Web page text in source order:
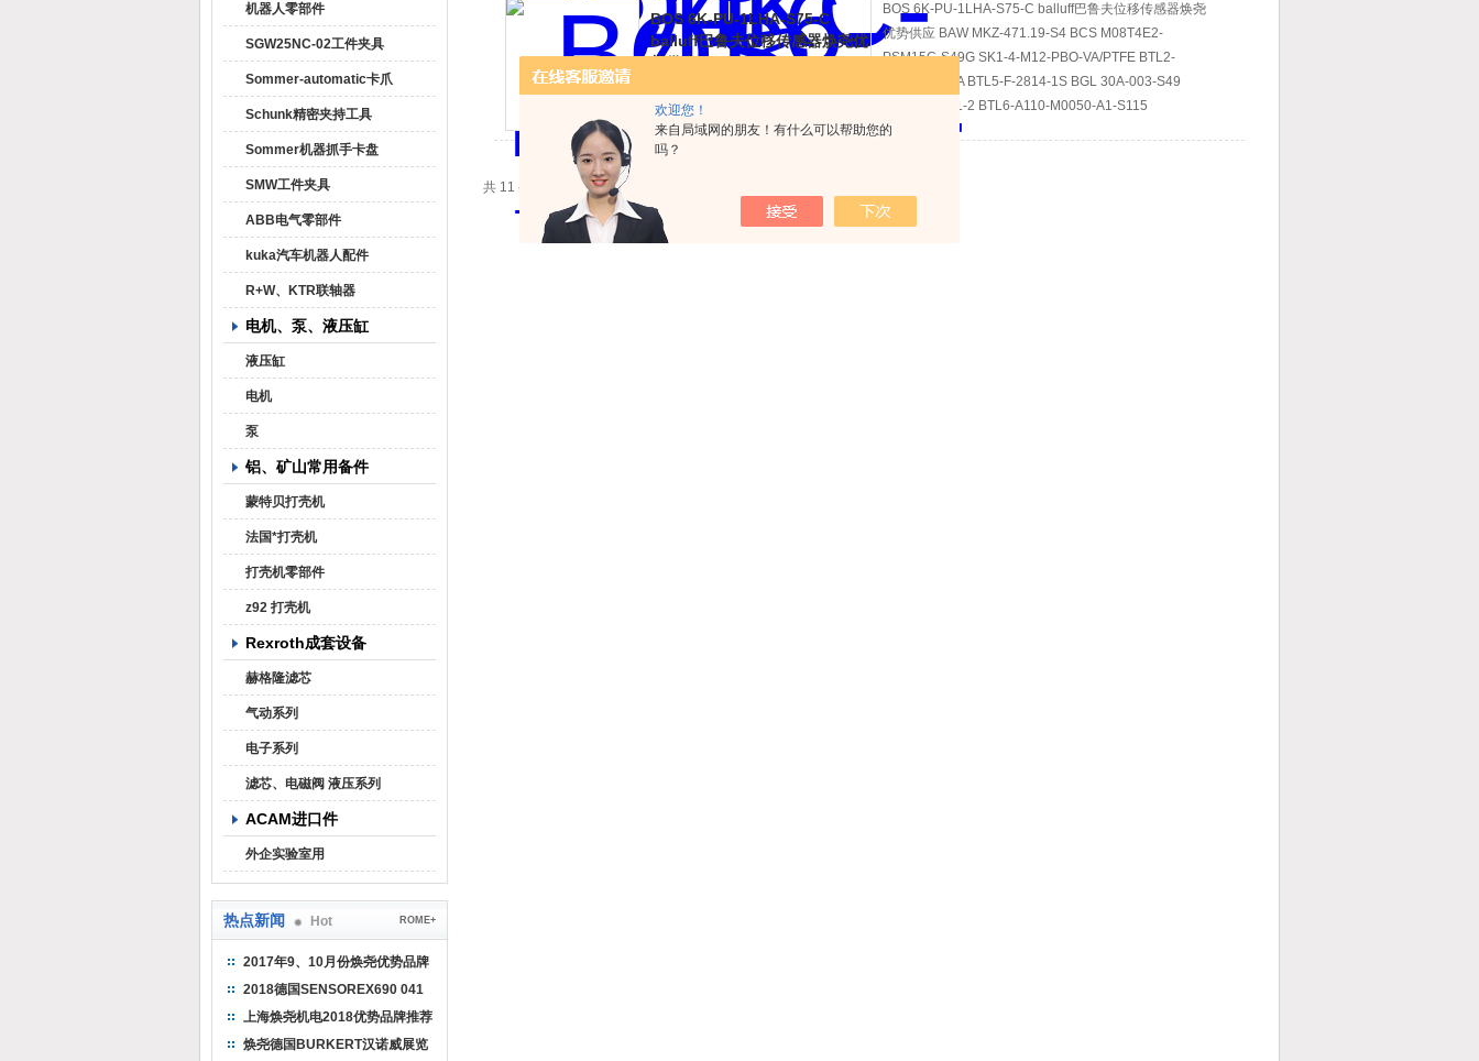
欢迎您！
来自局域网的朋友！有什么可以帮助您的
吗？
机器人零部件
SGW25NC-02工件夹具
Sommer-automatic卡爪
Schunk精密夹持工具
Sommer机器抓手卡盘
SMW工件夹具
ABB电气零部件
kuka汽车机器人配件
R+W、KTR联轴器
电机、泵、液压缸
液压缸
电机
泵
铝、矿山常用备件
蒙特贝打壳机
法国*打壳机
打壳机零部件
z92 打壳机
Rexroth成套设备
赫格隆滤芯
气动系列
电子系列
滤芯、电磁阀 液压系列
ACAM进口件
外企实验室用
热点新闻 Hot ROME+
2017年9、10月份焕尧优势品牌
推荐
2018德国SENSOREX690 041
415 D
上海焕尧机电2018优势品牌推荐
焕尧德国BURKERT汉诺威展览
BOS 6K-PU-1LHA-S75-C
balluff巴鲁夫位移传感器焕尧优
查看详细介绍
BOS 6K-PU-1LHA-S75-C balluff巴鲁夫位移传感器焕尧
优势供应 BAW MKZ-471.19-S4 BCS M08T4E2-
PSM15C-S49G SK1-4-M12-PBO-VA/PTFE BTL2-
GS10-0075-A BTL5-F-2814-1S BGL 30A-003-S49
BTL6-A-3801-2 BTL6-A110-M0050-A1-S115
共 11 条记录，当前 1 / 2 页 首页 上一页